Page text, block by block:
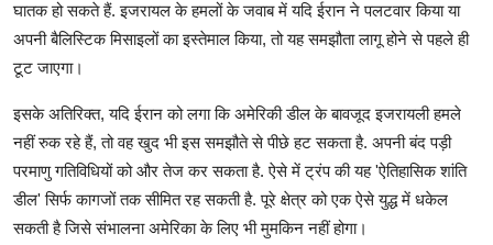
घातक हो सकते हैं. इजरायल के हमलों के जवाब में यदि ईरान ने पलटवार किया या
अपनी बैलिस्टिक मिसाइलों का इस्तेमाल किया, तो यह समझौता लागू होने से पहले ही
टूट जाएगा।
इसके अतिरिक्त, यदि ईरान को लगा कि अमेरिकी डील के बावजूद इजरायली हमले
नहीं रुक रहे हैं, तो वह खुद भी इस समझौते से पीछे हट सकता है. अपनी बंद पड़ी
परमाणु गतिविधियों को और तेज कर सकता है. ऐसे में ट्रंप की यह 'ऐतिहासिक शांति
डील' सिर्फ कागजों तक सीमित रह सकती है. पूरे क्षेत्र को एक ऐसे युद्ध में धकेल
सकती है जिसे संभालना अमेरिका के लिए भी मुमकिन नहीं होगा।